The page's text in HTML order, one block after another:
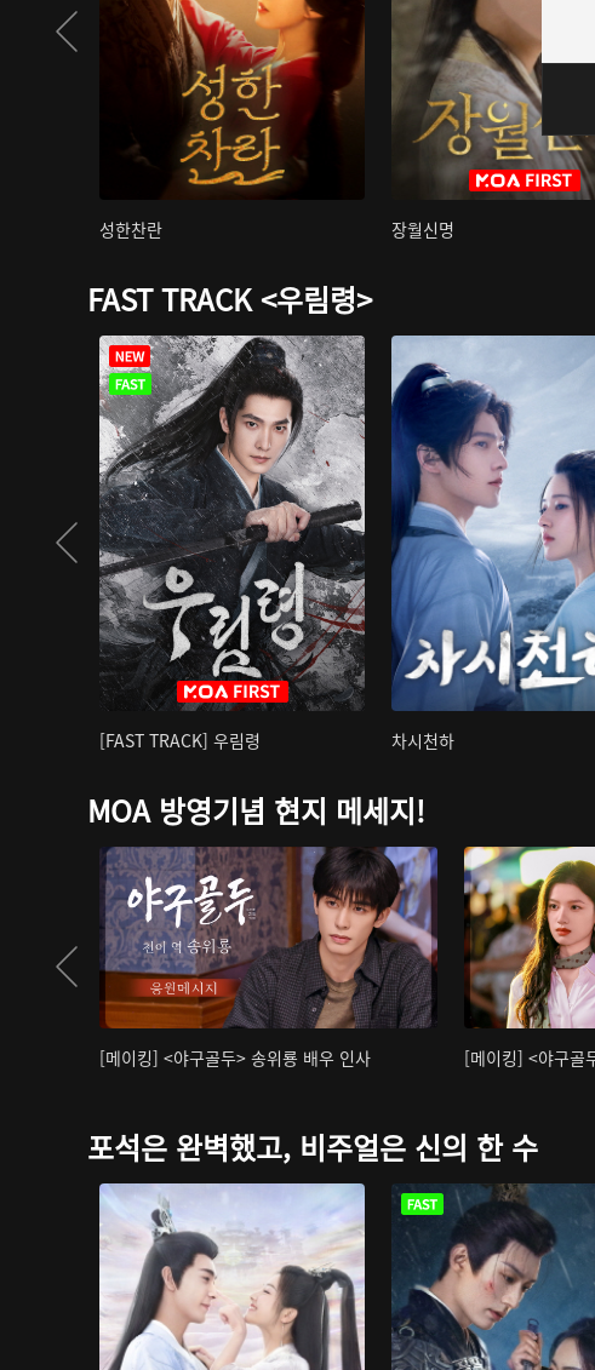
성한찬란 장월신명
FAST TRACK <우림령>
[FAST TRACK] 우림령 차시천하
MOA 방영기념 현지 메세지!
[메이킹] <야구골두> 송위룡 배우 인사 [메이킹] <야구골
포석은 완벽했고, 비주얼은 신의 한 수